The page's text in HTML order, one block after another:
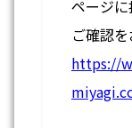
ページに
ご確認を
https://